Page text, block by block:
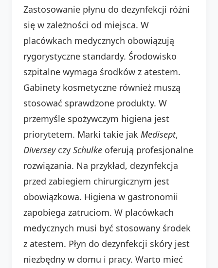
Zastosowanie płynu do dezynfekcji różni
się w zależności od miejsca. W
placówkach medycznych obowiązują
rygorystyczne standardy. Środowisko
szpitalne wymaga środków z atestem.
Gabinety kosmetyczne również muszą
stosować sprawdzone produkty. W
przemyśle spożywczym higiena jest
priorytetem. Marki takie jak Medisept,
Diverseyczy Schulke oferują profesjonalne
rozwiązania. Na przykład, dezynfekcja
przed zabiegiem chirurgicznym jest
obowiązkowa. Higiena w gastronomii
zapobiega zatruciom. W placówkach
medycznych musi być stosowany środek
z atestem. Płyn do dezynfekcji skóry jest
niezbędny w domu i pracy. Warto mieć